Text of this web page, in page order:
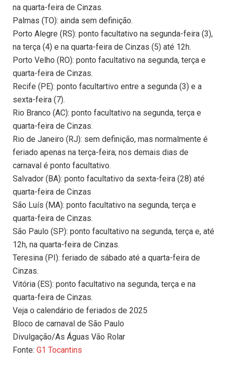
na quarta-feira de Cinzas.
Palmas (TO): ainda sem definição.
Porto Alegre (RS): ponto facultativo na segunda-feira (3),
na terça (4) e na quarta-feira de Cinzas (5) até 12h.
Porto Velho (RO): ponto facultativo na segunda, terça e
quarta-feira de Cinzas.
Recife (PE): ponto facultartivo entre a segunda (3) e a
sexta-feira (7).
Rio Branco (AC): ponto facultativo na segunda, terça e
quarta-feira de Cinzas.
Rio de Janeiro (RJ): sem definição, mas normalmente é
feriado apenas na terça-feira; nos demais dias de
carnaval é ponto facultativo.
Salvador (BA): ponto facultativo da sexta-feira (28) até
quarta-feira de Cinzas
São Luís (MA): ponto facultativo na segunda, terça e
quarta-feira de Cinzas.
São Paulo (SP): ponto facultativo na segunda, terça e, até
12h, na quarta-feira de Cinzas.
Teresina (PI): feriado de sábado até a quarta-feira de
Cinzas.
Vitória (ES): ponto facultativo na segunda, terça e na
quarta-feira de Cinzas.
Veja o calendário de feriados de 2025
Bloco de carnaval de São Paulo
Divulgação/As Águas Vão Rolar
Fonte: G1 Tocantins